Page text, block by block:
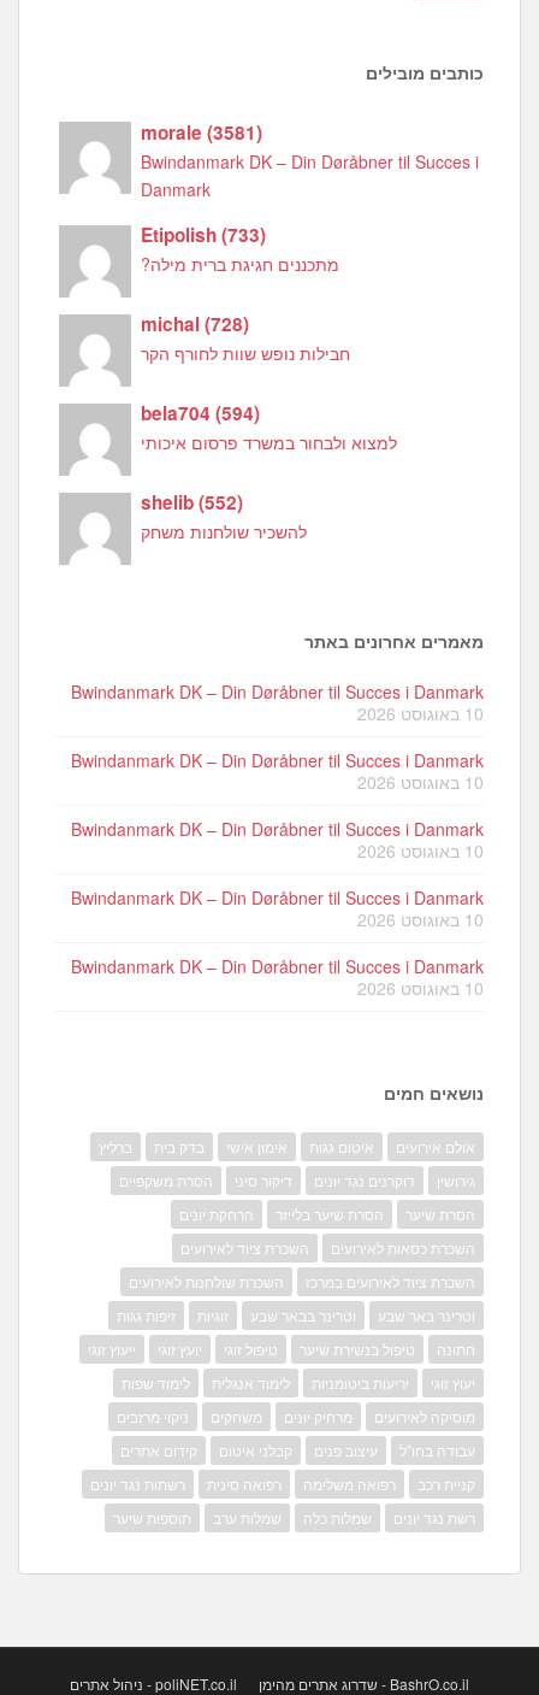
כותבים מובילים
morale(3581)
Bwindanmark DK – Din Døråbner til Succes i
Danmark
Etipolish(733)
מתכננים חגיגת ברית מילה?
michal(728)
חבילות נופש שוות לחורף הקר
bela704(594)
למצוא ולבחור במשרד פרסום איכותי
shelib(552)
להשכיר שולחנות משחק
מאמרים אחרונים באתר
Bwindanmark DK – Din Døråbner til Succes i Danmark
10 באוגוסט 2026
Bwindanmark DK – Din Døråbner til Succes i Danmark
10 באוגוסט 2026
Bwindanmark DK – Din Døråbner til Succes i Danmark
10 באוגוסט 2026
Bwindanmark DK – Din Døråbner til Succes i Danmark
10 באוגוסט 2026
Bwindanmark DK – Din Døråbner til Succes i Danmark
10 באוגוסט 2026
נושאים חמים
אולם אירועים איטום גגות אימון אישי בדק בית
ברליץ
גירושין
דוקרנים נגד יונים דיקור סיני
הסרת משקפיים
הסרת שיער
הסרת שיער בלייזר
הרחקת יונים
השכרת כסאות לאירועים
השכרת ציוד לאירועים
השכרת ציוד לאירועים במרכז
השכרת שולחנות לאירועים
וטרינר באר שבע
וטרינר בבאר שבע זוגיות
זיפות גגות
חתונה
טיפול בנשירת שיער טיפול זוגי יועץ זוגי
ייעוץ זוגי
יעוץ זוגי
יריעות ביטומניות לימוד אנגלית
לימוד שפות
מוסיקה לאירועים
מרחיק יונים משחקים
ניקוי מרזבים
עבודה בחו"ל
עיצוב פנים קבלני איטום
קידום אתרים
קניית רכב
רפואה משלימה רפואה סינית
רשתות נגד יונים
רשת נגד יונים
שמלות כלה שמלות ערב תוספות שיער
BashrO.co.il - שדרוג אתרים מהימן poliNET.co.il - ניהול אתרים